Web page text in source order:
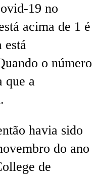
19 no
acima de 1 é
está
o número
que a
havia sido
do ano
de